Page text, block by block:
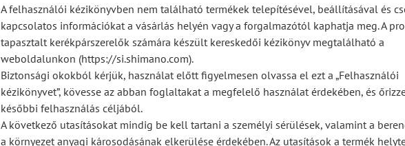
A felhasználói kézikönyvben nem található termékek telepítésével, beállításával és
kapcsolatos információkat a vásárlás helyén vagy a forgalmazótól kaphatja meg. A
tapasztalt kerékpárszerelők számára készült kereskedői kézikönyv megtalálható a
weboldalunkon (https://si.shimano.com).
Biztonsági okokból kérjük, használat előtt figyelmesen olvassa el ezt a „Felhasználói
kézikönyvet”, kövesse az abban foglaltakat a megfelelő használat érdekében, és
későbbi felhasználás céljából.
A következő utasításokat mindig be kell tartani a személyi sérülések, valamint a
a környezet anyagi károsodásának elkerülése érdekében. Az utasítások a termék